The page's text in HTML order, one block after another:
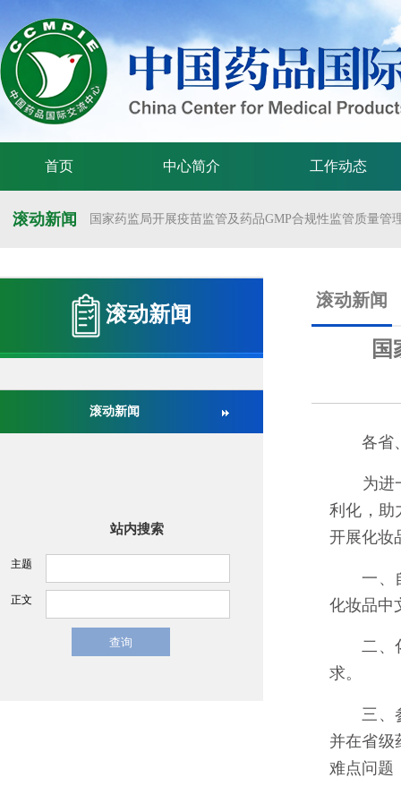
首页 中心简介 工作动态
滚动新闻 国家药监局开展疫苗监管及药品GMP合规性监管质量管
国家药监局药审中心关于发布《预防用mRNA疫苗临床
国家药监局药审中心关于发布《关于开发适宜药品包装
国家药监局 国家卫生健康委 国家中医药局 国家疾控局
关于举办第十六届中国医疗器械监督管理国际会议的通
滚动新闻
滚动新闻
站内搜索
主题
正文
滚动新闻
国
各省、
为进一
利化，助
开展化妆
一、自
化妆品中
二、化
求。
三、参
并在省级
难点问题